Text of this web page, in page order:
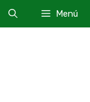
Menú